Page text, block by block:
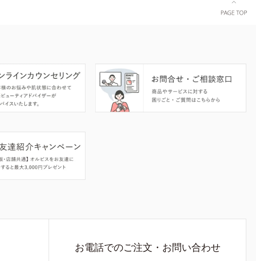
お電話でのご注文・お問い合わせ